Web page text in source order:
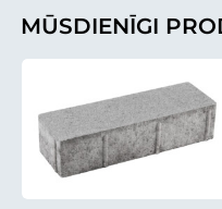
MŪSDIENĪGI